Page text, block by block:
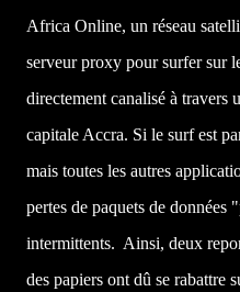
Africa Online, un réseau
serveur proxy pour surfer sur
directement canalisé à travers
capitale Accra. Si le surf est
mais toutes les autres
pertes de paquets de données
intermittents. Ainsi, deux
des papiers ont dû se rabattre